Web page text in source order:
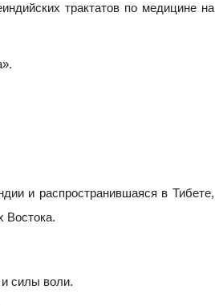
трактатов по медицине на
и распространившаяся в Тибете,
Востока.
силы воли.